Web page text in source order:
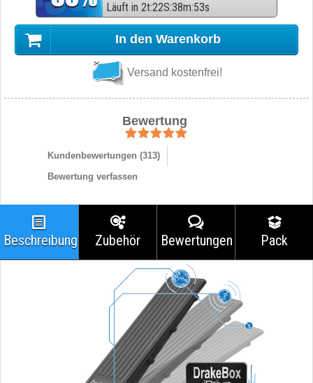
Läuft in 2t:22S:38m:52s
In den Warenkorb
Versand kostenfrei!
Bewertung
Kundenbewertungen (313)
Bewertung verfassen
Beschreibung Zubehör Bewertungen Pack